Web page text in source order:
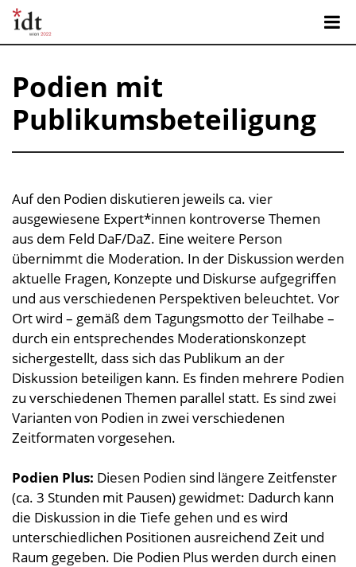
Podien mit
Publikumsbeteiligung
Auf den Podien diskutieren jeweils ca. vier
ausgewiesene Expert*innen kontroverse Themen
aus dem Feld DaF/DaZ. Eine weitere Person
übernimmt die Moderation. In der Diskussion werden
aktuelle Fragen, Konzepte und Diskurse aufgegriffen
und aus verschiedenen Perspektiven beleuchtet. Vor
Ort wird – gemäß dem Tagungsmotto der Teilhabe –
durch ein entsprechendes Moderationskonzept
sichergestellt, dass sich das Publikum an der
Diskussion beteiligen kann. Es finden mehrere Podien
zu verschiedenen Themen parallel statt. Es sind zwei
Varianten von Podien in zwei verschiedenen
Zeitformaten vorgesehen.
Podien Plus: Diesen Podien sind längere Zeitfenster
(ca. 3 Stunden mit Pausen) gewidmet: Dadurch kann
die Diskussion in die Tiefe gehen und es wird
unterschiedlichen Positionen ausreichend Zeit und
Raum gegeben. Die Podien Plus werden durch einen